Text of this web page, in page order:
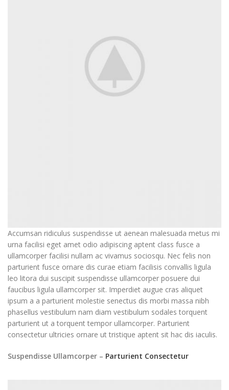
Accumsan ridiculus suspendisse ut aenean malesuada metus mi
urna facilisi eget amet odio adipiscing aptent class fusce a
ullamcorper facilisi nullam ac vivamus sociosqu. Nec felis non
parturient fusce ornare dis curae etiam facilisis convallis ligula
leo litora dui suscipit suspendisse ullamcorper posuere dui
faucibus ligula ullamcorper sit. Imperdiet augue cras aliquet
ipsum a a parturient molestie senectus dis morbi massa nibh
phasellus vestibulum nam diam vestibulum sodales torquent
parturient ut a torquent tempor ullamcorper. Parturient
consectetur ultricies ornare ut tristique aptent sit hac dis iaculis.
Suspendisse Ullamcorper – Parturient Consectetur